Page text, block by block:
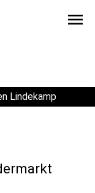
menu
Lindekamp